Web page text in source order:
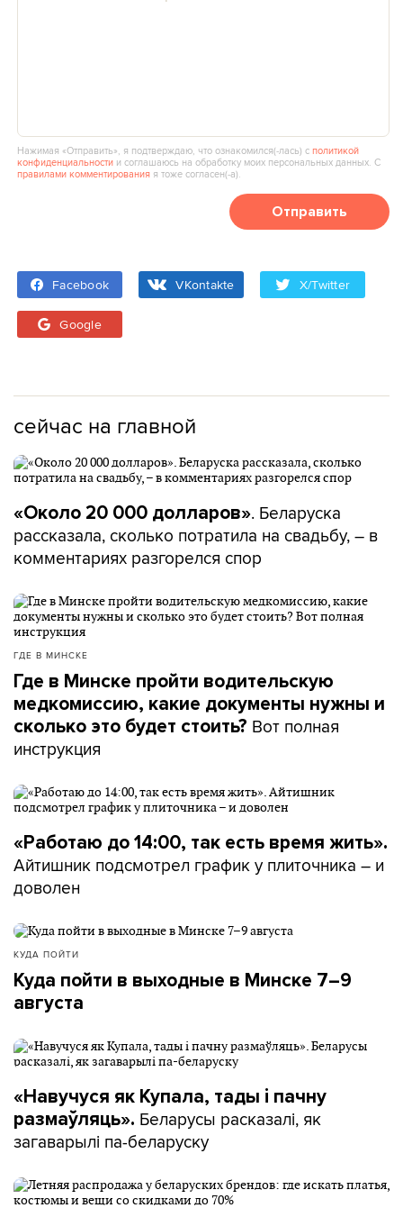
Нажимая «Отправить», я подтверждаю, что ознакомился(‑лась) сполитикой
конфиденциальности и соглашаюсь на обработку моих персональных данных. С
правилами комментирования я тоже согласен(‑а).
Отправить
Facebook VKontakte X/Twitter
Google
сейчас на главной
«Около 20 000 долларов». Беларуска
рассказала, сколько потратила на свадьбу, – в
комментариях разгорелся спор
ГДЕ В МИНСКЕ
Где в Минске пройти водительскую
медкомиссию, какие документы нужны и
сколько это будет стоить? Вот полная
инструкция
«Работаю до 14:00, так есть время жить».
Айтишник подсмотрел график у плиточника – и
доволен
КУДА ПОЙТИ
Куда пойти в выходные в Минске 7–9
августа
«Навучуся як Купала, тады і пачну
размаўляць». Беларусы расказалі, як
загаварылі па-беларуску